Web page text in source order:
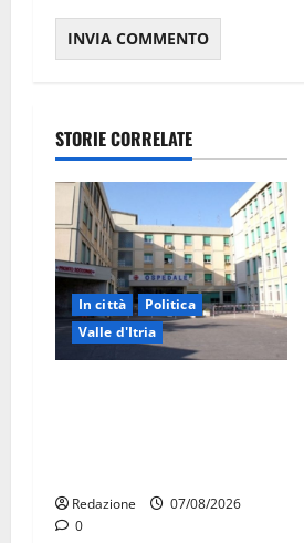
STORIE CORRELATE
In città
Politica
Valle d'Itria
Redazione
07/08/2026
0